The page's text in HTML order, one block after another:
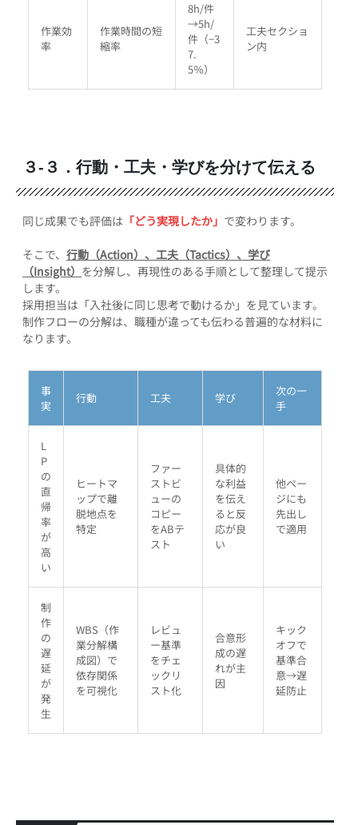
作業効
率
作業時間の短
縮率
8h/件
→5h/
件（−3
7.
5％）
工夫セクショ
ン内
３-３．行動・工夫・学びを分けて伝える
同じ成果でも評価は 「どう実現したか」 で変わります。
そこで、 行動（Action）、工夫（Tactics）、学び
（Insight） を分解し、再現性のある手順として整理して提示
します。
採用担当は「入社後に同じ思考で動けるか」を見ています。
制作フローの分解は、職種が違っても伝わる普遍的な材料に
なります。
事
実
行動 工夫 学び
次の一
手
L
P
の
直
帰
率
が
高
い
ヒートマ
ップで離
脱地点を
特定
ファー
ストビ
ューの
コピー
をABテ
スト
具体的
な利益
を伝え
ると反
応が良
い
他ペー
ジにも
先出し
で適用
制
作
の
遅
延
が
発
生
WBS（作
業分解構
成図）で
依存関係
を可視化
レビュ
ー基準
をチェ
ックリ
スト化
合意形
成の遅
れが主
因
キック
オフで
基準合
意→遅
延防止